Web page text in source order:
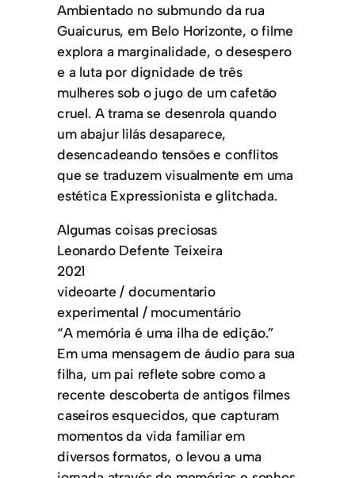
Ambientado no submundo da rua
Guaicurus, em Belo Horizonte, o filme
explora a marginalidade, o desespero
e a luta por dignidade de três
mulheres sob o jugo de um cafetão
cruel. A trama se desenrola quando
um abajur lilás desaparece,
desencadeando tensões e conflitos
que se traduzem visualmente em uma
estética Expressionista e glitchada.
Algumas coisas preciosas
Leonardo Defente Teixeira
2021
videoarte / documentario
experimental / mocumentário
“A memória é uma ilha de edição.”
Em uma mensagem de áudio para sua
filha, um pai reflete sobre como a
recente descoberta de antigos filmes
caseiros esquecidos, que capturam
momentos da vida familiar em
diversos formatos, o levou a uma